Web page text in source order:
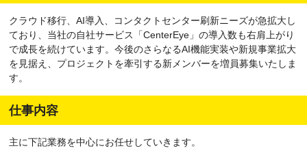
クラウド移行、AI導入、コンタクトセンター刷新ニーズが急拡大し
ており、当社の自社サービス「CenterEye」の導入数も右肩上がり
で成長を続けています。今後のさらなるAI機能実装や新規事業拡大
を見据え、プロジェクトを牽引する新メンバーを増員募集いたしま
す。
仕事内容
主に下記業務を中心にお任せしていきます。